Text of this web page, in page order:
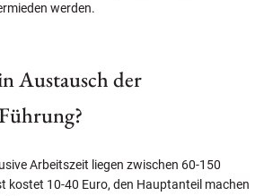
werden.
Austausch der
Arbeitszeit liegen zwischen 60-150
kostet 10-40 Euro, den Hauptanteil machen